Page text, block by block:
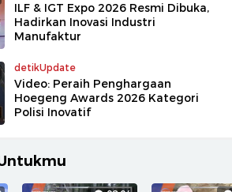
ILF & IGT Expo 2026 Resmi Dibuka,
Hadirkan Inovasi Industri
Manufaktur
detikUpdate
Video: Peraih Penghargaan
Hoegeng Awards 2026 Kategori
Polisi Inovatif